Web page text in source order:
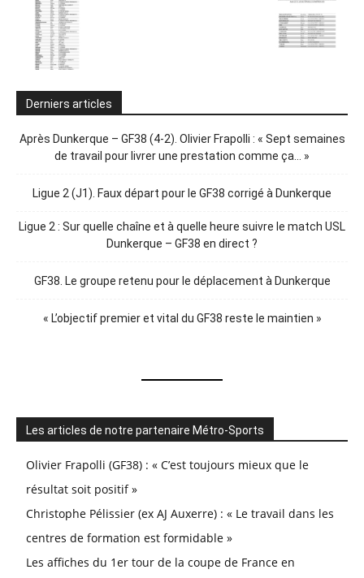
Derniers articles
Après Dunkerque – GF38 (4-2). Olivier Frapolli : « Sept semaines
de travail pour livrer une prestation comme ça… »
Ligue 2 (J1). Faux départ pour le GF38 corrigé à Dunkerque
Ligue 2 : Sur quelle chaîne et à quelle heure suivre le match USL
Dunkerque – GF38 en direct ?
GF38. Le groupe retenu pour le déplacement à Dunkerque
« L’objectif premier et vital du GF38 reste le maintien »
Les articles de notre partenaire Métro-Sports
Olivier Frapolli (GF38) : « C’est toujours mieux que le
résultat soit positif »
Christophe Pélissier (ex AJ Auxerre) : « Le travail dans les
centres de formation est formidable »
Les affiches du 1er tour de la coupe de France en